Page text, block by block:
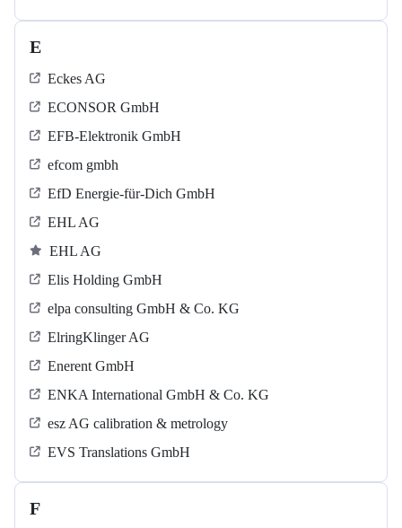
E
Eckes AG
ECONSOR GmbH
EFB-Elektronik GmbH
efcom gmbh
EfD Energie-für-Dich GmbH
EHL AG
EHL AG
Elis Holding GmbH
elpa consulting GmbH & Co. KG
ElringKlinger AG
Enerent GmbH
ENKA International GmbH & Co. KG
esz AG calibration & metrology
EVS Translations GmbH
F